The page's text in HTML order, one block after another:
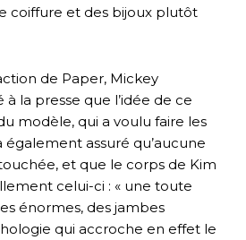
coiffure et des bijoux plutôt
de Paper, Mickey
la presse que l’idée de ce
modèle, qui a voulu faire les
également assuré qu’aucune
et que le corps de Kim
celui-ci : « une toute
énormes, des jambes
qui accroche en effet le